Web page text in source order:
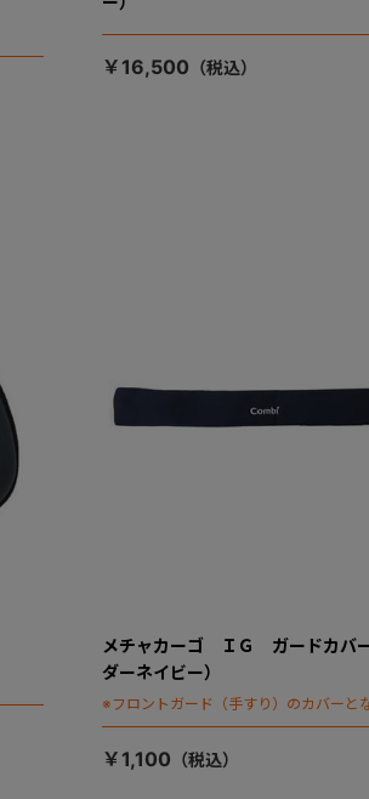
￥16,500
メチャカーゴ ＩＧ ガードカバ
ダーネイビー）
※フロントガード（手すり）のカバーと
￥1,100